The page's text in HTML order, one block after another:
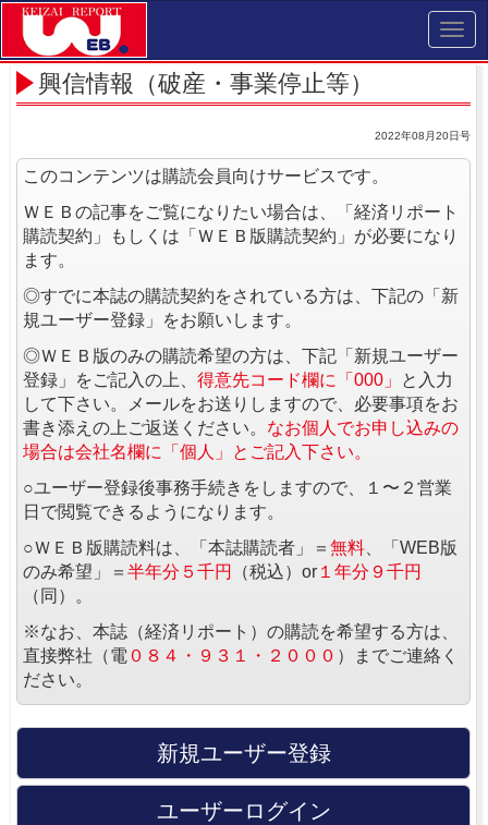
興信情報（破産・事業停止等）
2022年08月20日号
このコンテンツは購読会員向けサービスです。
ＷＥＢの記事をご覧になりたい場合は、「経済リポート
購読契約」もしくは「ＷＥＢ版購読契約」が必要になり
ます。
◎すでに本誌の購読契約をされている方は、下記の「新
規ユーザー登録」をお願いします。
◎ＷＥＢ版のみの購読希望の方は、下記「新規ユーザー
登録」をご記入の上、 得意先コード欄に「000」
と入力
して下さい。メールをお送りしますので、必要事項をお
書き添えの上ご返送ください。 なお個人でお申し込みの
場合は会社名欄に「個人」とご記入下さい。
○ユーザー登録後事務手続きをしますので、１〜２営業
日で閲覧できるようになります。
○ＷＥＢ版購読料は、「本誌購読者」＝ 無料 、「WEB版
のみ希望」＝ 半年分５千円 （税込）or １年分９千円
（同）。
※なお、本誌（経済リポート）の購読を希望する方は、
直接弊社（電 ０８４・９３１・２０００ ）までご連絡く
ださい。
新規ユーザー登録
ユーザーログイン